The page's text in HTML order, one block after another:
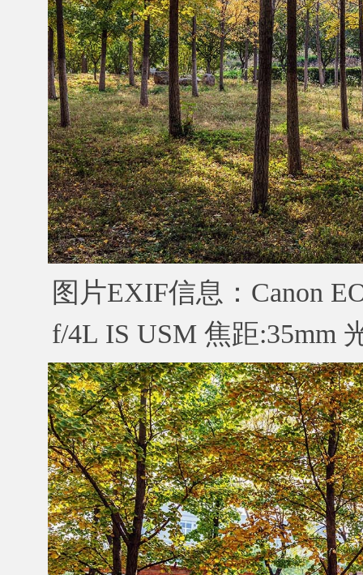
图片EXIF信息：Canon
f/4L IS USM 焦距:35mm